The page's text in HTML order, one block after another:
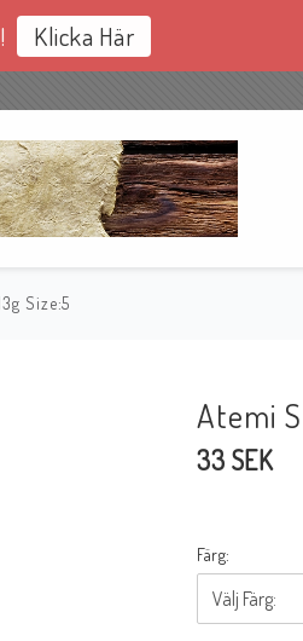
Klicka Här
Size:5
Atemi
33 SEK
Färg: